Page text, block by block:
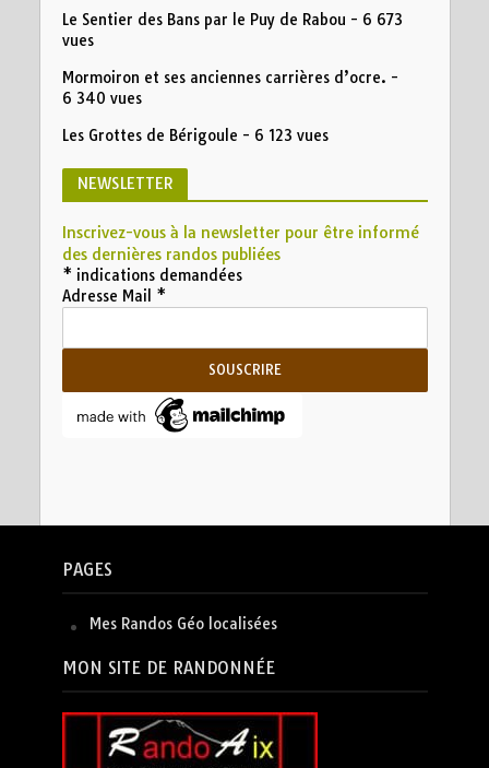
Le Sentier des Bans par le Puy de Rabou - 6 673
vues
Mormoiron et ses anciennes carrières d’ocre. -
6 340 vues
Les Grottes de Bérigoule - 6 123 vues
NEWSLETTER
Inscrivez-vous à la newsletter pour être informé
des dernières randos publiées
* indications demandées
Adresse Mail *
PAGES
Mes Randos Géo localisées
MON SITE DE RANDONNÉE